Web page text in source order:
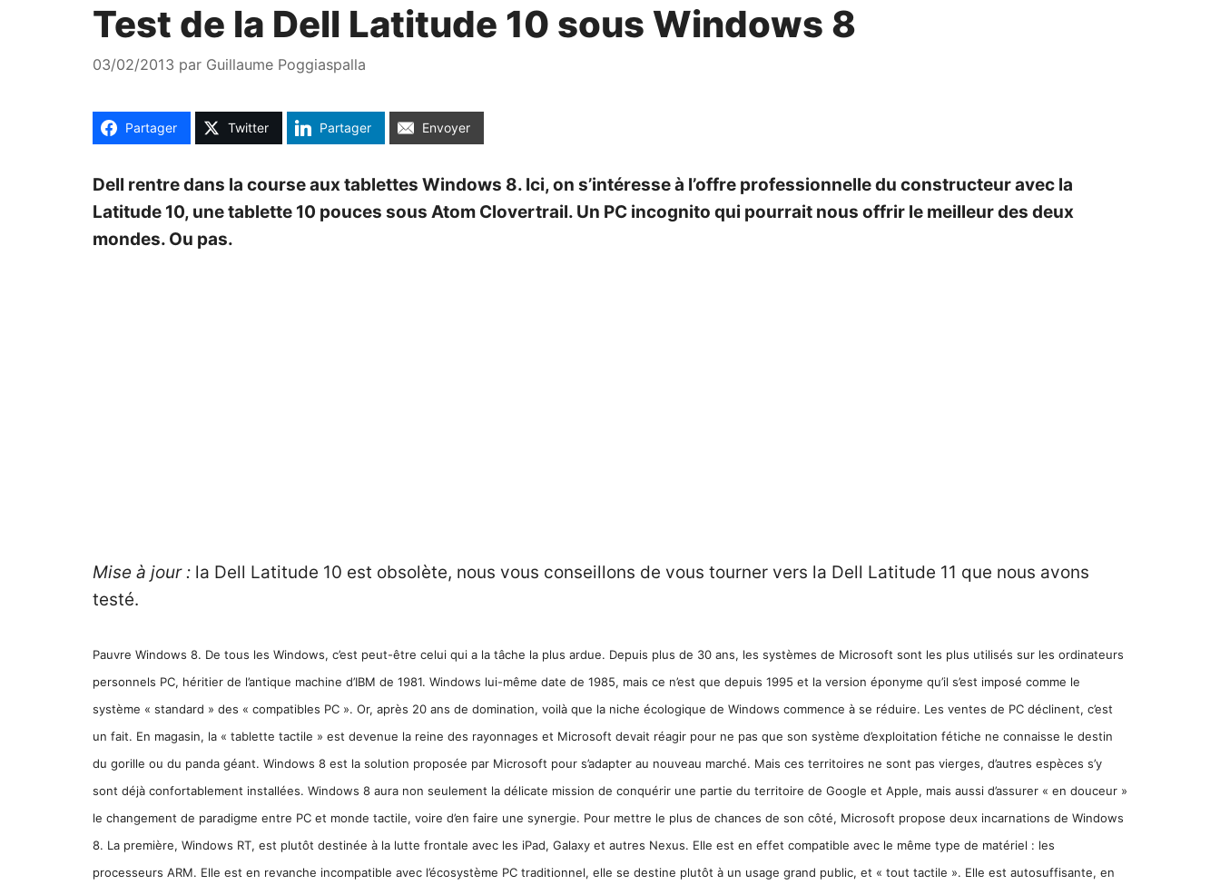
Test de la Dell Latitude 10 sous Windows 8
03/02/2013 par Guillaume Poggiaspalla
Partager Twitter Partager Envoyer
Dell rentre dans la course aux tablettes Windows 8. Ici, on s’intéresse à l’offre professionnelle du constructeur avec la
Latitude 10, une tablette 10 pouces sous Atom Clovertrail. Un PC incognito qui pourrait nous offrir le meilleur des deux
mondes. Ou pas.
Mise à jour : la Dell Latitude 10 est obsolète, nous vous conseillons de vous tourner vers la Dell Latitude 11 que nous avons
testé.
Pauvre Windows 8. De tous les Windows, c’est peut-être celui qui a la tâche la plus ardue. Depuis plus de 30 ans, les systèmes de Microsoft sont les plus utilisés sur les ordinateurs
personnels PC, héritier de l’antique machine d’IBM de 1981. Windows lui-même date de 1985, mais ce n’est que depuis 1995 et la version éponyme qu’il s’est imposé comme le
système « standard » des « compatibles PC ». Or, après 20 ans de domination, voilà que la niche écologique de Windows commence à se réduire. Les ventes de PC déclinent, c’est
un fait. En magasin, la « tablette tactile » est devenue la reine des rayonnages et Microsoft devait réagir pour ne pas que son système d’exploitation fétiche ne connaisse le destin
du gorille ou du panda géant. Windows 8 est la solution proposée par Microsoft pour s’adapter au nouveau marché. Mais ces territoires ne sont pas vierges, d’autres espèces s’y
sont déjà confortablement installées. Windows 8 aura non seulement la délicate mission de conquérir une partie du territoire de Google et Apple, mais aussi d’assurer « en douceur »
le changement de paradigme entre PC et monde tactile, voire d’en faire une synergie. Pour mettre le plus de chances de son côté, Microsoft propose deux incarnations de Windows
8. La première, Windows RT, est plutôt destinée à la lutte frontale avec les iPad, Galaxy et autres Nexus. Elle est en effet compatible avec le même type de matériel : les
processeurs ARM. Elle est en revanche incompatible avec l’écosystème PC traditionnel, elle se destine plutôt à un usage grand public, et « tout tactile ». Elle est autosuffisante, en